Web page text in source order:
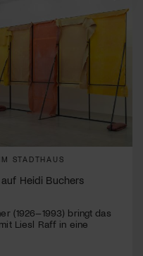
STADTHAUS
Heidi Buchers
(1926–1993) bringt das
Liesl Raff in eine